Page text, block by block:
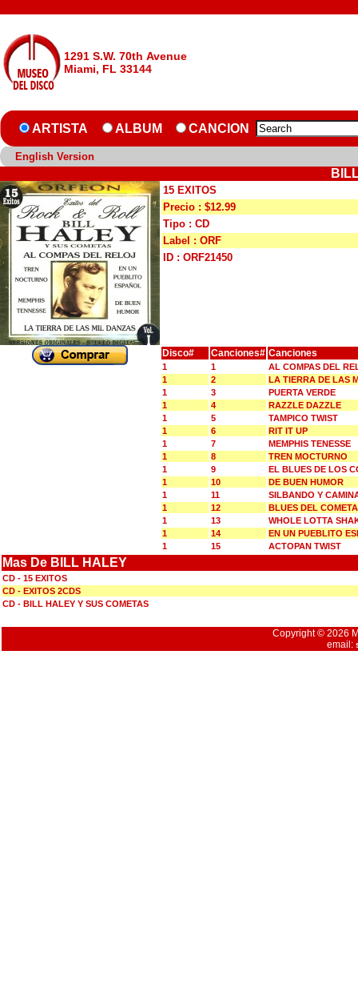
1291 S.W. 70th Avenue
Miami, FL 33144
ARTISTA ALBUM CANCION
English Version
15 EXITOS
Precio : $12.99
Tipo : CD
Label : ORF
ID : ORF21450
Disco# Canciones# Canciones
1 1
AL COMPAS DEL
1
2
LA TIERRA DE LAS
1
3
PUERTA VERDE
1
4
RAZZLE DAZZLE
1
5
TAMPICO TWIST
1
6
RIT IT UP
1
7
MEMPHIS TENESSE
1
8
TREN MOCTURNO
1
9
EL BLUES DE LOS
1
10
DE BUEN HUMOR
1
11
SILBANDO Y
1
12
BLUES DEL
1
13
WHOLE LOTTA
1
14
EN UN PUEBLITO
1
15 ACTOPAN TWIST
Mas De BILL HALEY
CD - 15 EXITOS
CD - EXITOS 2CDS
CD - BILL HALEY Y SUS COMETAS
Copyright © 2026
email: